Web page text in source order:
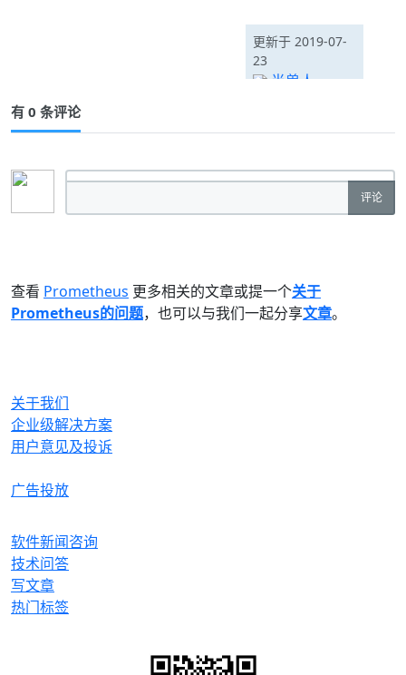
更新于 2019-07-
23
半兽人
有 0 条评论
评论
查看 Prometheus 更多相关的文章或提一个关于
Prometheus的问题，也可以与我们一起分享文章。
关于我们
企业级解决方案
用户意见及投诉
广告投放
软件新闻咨询
技术问答
写文章
热门标签